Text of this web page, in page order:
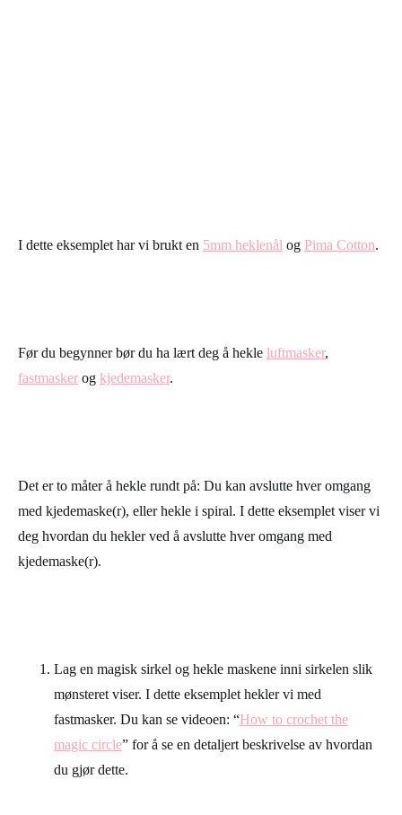
I dette eksemplet har vi brukt en 5mm heklenål og Pima Cotton.
Før du begynner bør du ha lært deg å hekle luftmasker,
fastmasker og kjedemasker.
Det er to måter å hekle rundt på: Du kan avslutte hver omgang
med kjedemaske(r), eller hekle i spiral. I dette eksemplet viser vi
deg hvordan du hekler ved å avslutte hver omgang med
kjedemaske(r).
Lag en magisk sirkel og hekle maskene inni sirkelen slik
mønsteret viser. I dette eksemplet hekler vi med
fastmasker. Du kan se videoen: “How to crochet the
magic circle” for å se en detaljert beskrivelse av hvordan
du gjør dette.